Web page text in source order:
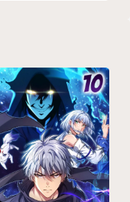
说我的祝福一定有
们自己爱吵架，我有
论是请宗教师，或是
心理上虽然有用，可
起。除了希望别人祝
气、和别人吵架的时